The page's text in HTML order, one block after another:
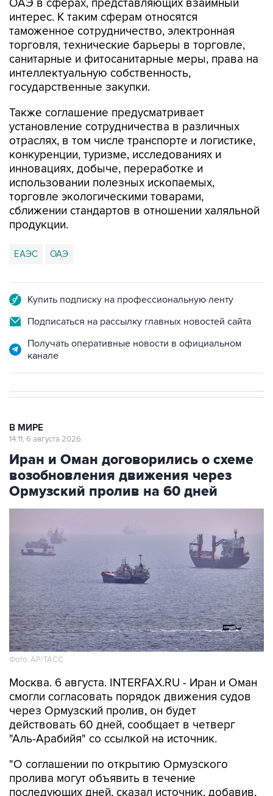
ОАЭ в сферах, представляющих взаимный
интерес. К таким сферам относятся
таможенное сотрудничество, электронная
торговля, технические барьеры в торговле,
санитарные и фитосанитарные меры, права на
интеллектуальную собственность,
государственные закупки.
Также соглашение предусматривает
установление сотрудничества в различных
отраслях, в том числе транспорте и логистике,
конкуренции, туризме, исследованиях и
инновациях, добыче, переработке и
использовании полезных ископаемых,
торговле экологическими товарами,
сближении стандартов в отношении халяльной
продукции.
ЕАЭС ОАЭ
Купить подписку на профессиональную ленту
Подписаться на рассылку главных новостей сайта
Получать оперативные новости в официальном
канале
В МИРЕ
14:11, 6 августа 2026
Иран и Оман договорились о схеме
возобновления движения через
Ормузский пролив на 60 дней
Фото: AP/ТАСС
Москва. 6 августа. INTERFAX.RU - Иран и Оман
смогли согласовать порядок движения судов
через Ормузский пролив, он будет
действовать 60 дней, сообщает в четверг
"Аль-Арабийя" со ссылкой на источник.
"О соглашении по открытию Ормузского
пролива могут объявить в течение
последующих дней, сказал источник, добавив,